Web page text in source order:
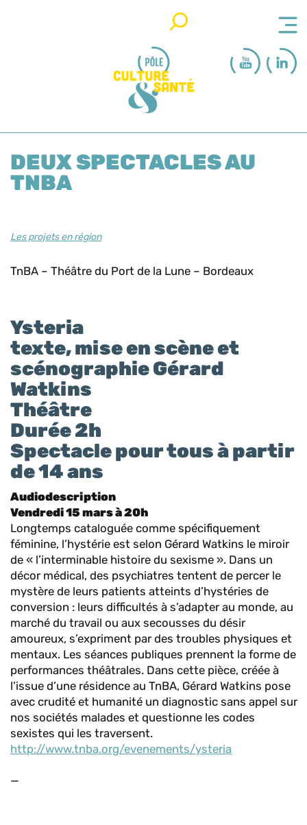
DEUX SPECTACLES AU
TNBA
Les projets en région
TnBA – Théâtre du Port de la Lune – Bordeaux
Ysteria
texte, mise en scène et
scénographie Gérard
Watkins
Théâtre
Durée 2h
Spectacle pour tous à partir
de 14 ans
Audiodescription
Vendredi 15 mars à 20h
Longtemps cataloguée comme spécifiquement
féminine, l’hystérie est selon Gérard Watkins le miroir
de « l’interminable histoire du sexisme ». Dans un
décor médical, des psychiatres tentent de percer le
mystère de leurs patients atteints d’hystéries de
conversion : leurs difficultés à s’adapter au monde, au
marché du travail ou aux secousses du désir
amoureux, s’expriment par des troubles physiques et
mentaux. Les séances publiques prennent la forme de
performances théâtrales. Dans cette pièce, créée à
l’issue d’une résidence au TnBA, Gérard Watkins pose
avec crudité et humanité un diagnostic sans appel sur
nos sociétés malades et questionne les codes
sexistes qui les traversent.
http://www.tnba.org/evenements/ysteria
—